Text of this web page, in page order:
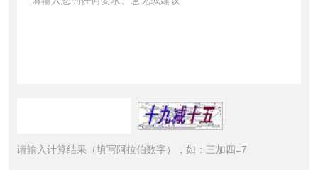
请输入计算结果（填写阿拉伯数字），如：三加四=7